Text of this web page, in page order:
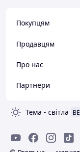
Покупцям
Продавцям
Про нас
Партнери
Тема - світла